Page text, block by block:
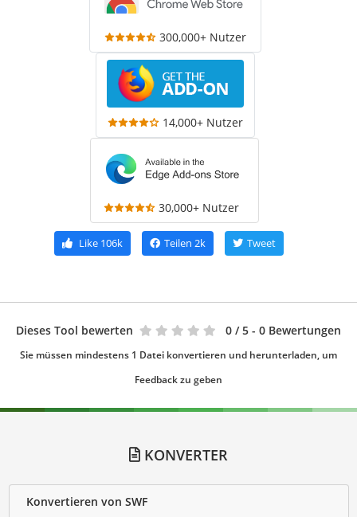
300,000+ Nutzer
14,000+ Nutzer
30,000+ Nutzer
Like 106k Teilen 2k Tweet
Dieses Tool bewerten 0 / 5 - 0 Bewertungen
Sie müssen mindestens 1 Datei konvertieren und herunterladen, um
Feedback zu geben
KONVERTER
Konvertieren von SWF